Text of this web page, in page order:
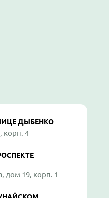
ДЫБЕНКО
корп. 4
дом 19, корп. 1